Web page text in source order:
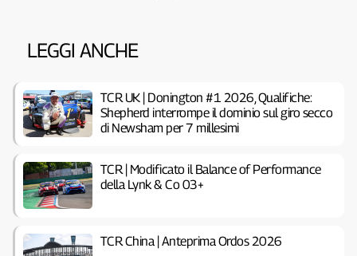
LEGGI ANCHE
TCR UK | Donington #1 2026, Qualifiche:
Shepherd interrompe il dominio sul giro secco
di Newsham per 7 millesimi
TCR | Modificato il Balance of Performance
della Lynk & Co 03+
TCR China | Anteprima Ordos 2026